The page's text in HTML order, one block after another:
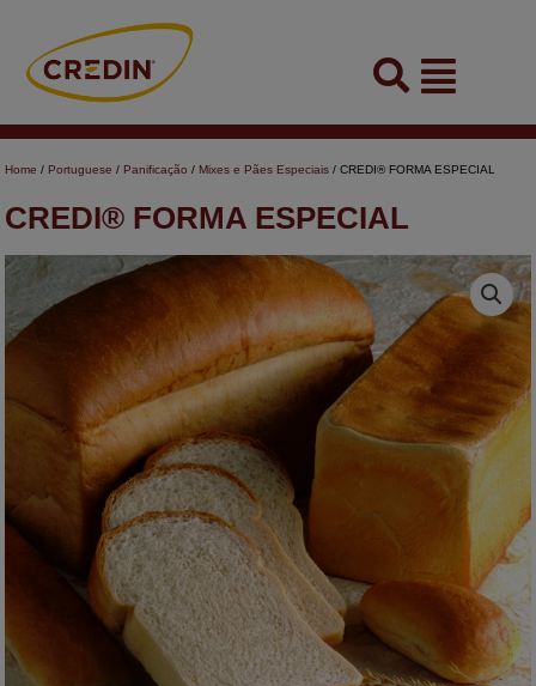
content
Flyout
Menu
Home / Portuguese / Panificação / Mixes e Pães Especiais / CREDI® FORMA ESPECIAL
CREDI® FORMA ESPECIAL